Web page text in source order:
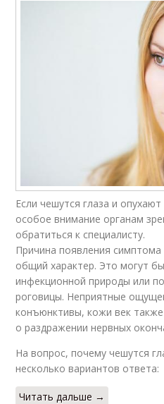
Если чешутся глаза и
особое внимание органам
обратиться к специалисту.
Причина появления
общий характер. Это могут
инфекционной природы или
роговицы. Неприятные
конъюнктивы, кожи век
о раздражении нервных
На вопрос, почему чешутся
несколько вариантов ответа:
Читать дальше →